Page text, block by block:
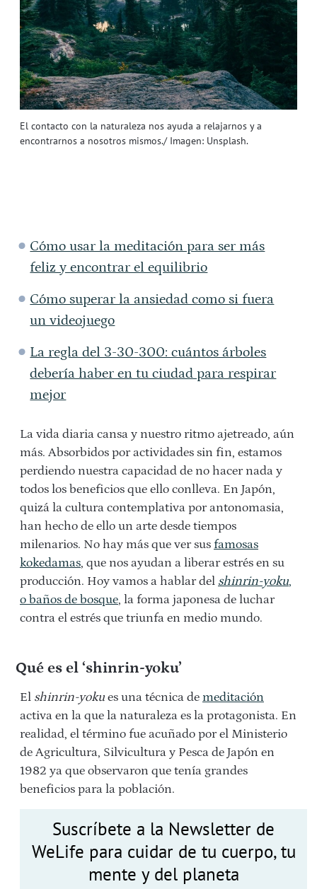
El contacto con la naturaleza nos ayuda a relajarnos y a
encontrarnos a nosotros mismos./ Imagen: Unsplash.
Cómo usar la meditación para ser más
feliz y encontrar el equilibrio
Cómo superar la ansiedad como si fuera
un videojuego
La regla del 3-30-300: cuántos árboles
debería haber en tu ciudad para respirar
mejor
La vida diaria cansa y nuestro ritmo ajetreado, aún
más. Absorbidos por actividades sin fin, estamos
perdiendo nuestra capacidad de no hacer nada y
todos los beneficios que ello conlleva. En Japón,
quizá la cultura contemplativa por antonomasia,
han hecho de ello un arte desde tiempos
milenarios. No hay más que ver sus famosas
kokedamas, que nos ayudan a liberar estrés en su
producción. Hoy vamos a hablar del shinrin-yoku,
o baños de bosque, la forma japonesa de luchar
contra el estrés que triunfa en medio mundo.
Qué es el ‘shinrin-yoku’
El shinrin-yoku es una técnica de meditación
activa en la que la naturaleza es la protagonista. En
realidad, el término fue acuñado por el Ministerio
de Agricultura, Silvicultura y Pesca de Japón en
1982 ya que observaron que tenía grandes
beneficios para la población.
Suscríbete a la Newsletter de
WeLife para cuidar de tu cuerpo, tu
mente y del planeta